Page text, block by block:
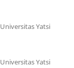
Yatsi
Yatsi